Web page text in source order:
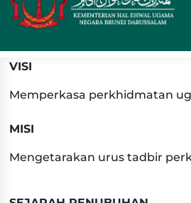
​VISI
Memperkasa perkhidmatan
MISI
Mengetarakan urus tadbir